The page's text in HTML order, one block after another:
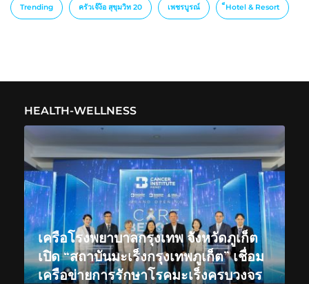
Trending ครัวเจ๊ง้อ สุขุมวิท 20 เพชรบูรณ์ ็Hotel & Resort
HEALTH-WELLNESS
เครือโรงพยาบาลกรุงเทพ จังหวัดภูเก็ต
เปิด “สถาบันมะเร็งกรุงเทพภูเก็ต” เชื่อม
เครือข่ายการรักษาโรคมะเร็งครบวงจร